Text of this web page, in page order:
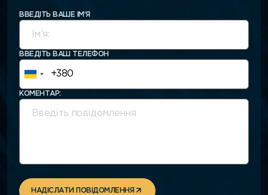
ВВЕДІТЬ ВАШЕ ІМ’Я
ВВЕДІТЬ ВАШ ТЕЛЕФОН
КОМЕНТАР:
НАДІСЛАТИ ПОВІДОМЛЕННЯ